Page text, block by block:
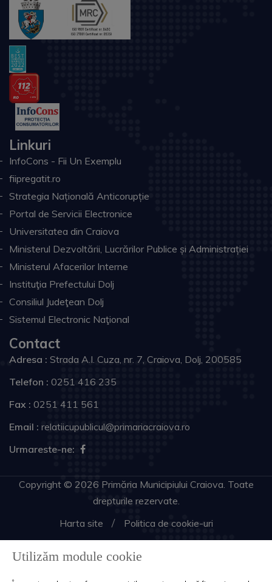
Linkuri
InfoCons - Fii Un Exemplu
fiipregatit.ro
Strategia Națională Anticorupție
Portal de Servicii Electronice
Universitatea din Craiova
Ministerul Dezvoltării, Lucrărilor Publice și Administrației
Ministerul Afacerilor Interne
Instituţia Prefectului Dolj
Consiliul Judeţean Dolj
Sistemul Electronic Naţional
Contact
Adresa : Strada A.I. Cuza, nr. 7, Craiova, Dolj, 200585
Telefon : 0251 416 235
Fax : 0251 411 561
Email : relatiicupublicul@primariacraiova.ro
Urmareste-ne:
Copyright © 2026 Primăria Municipiului Craiova. Toate
drepturile rezervate.
Harta site
Politica de cookie-uri
Utilizăm module cookie